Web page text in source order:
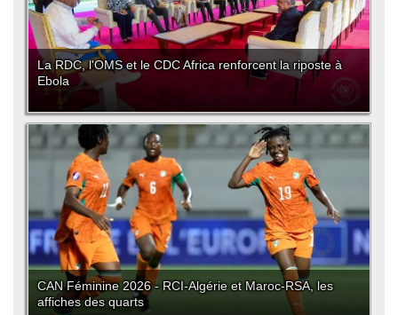
La RDC, l'OMS et le CDC Africa renforcent la riposte à
Ebola
CAN Féminine 2026 - RCI-Algérie et Maroc-RSA, les
affiches des quarts